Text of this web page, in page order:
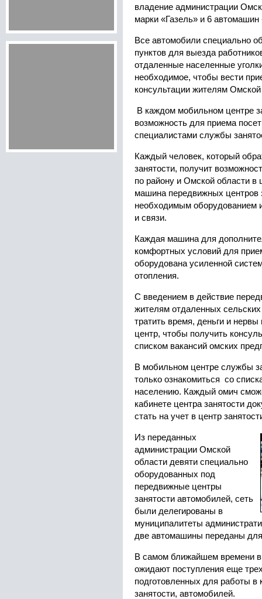
владение администрации
марки «Газель» и 6 автомашин
Все автомобили специально
пунктов для выезда
отдаленные населенные
необходимое, чтобы вести
консультации жителям
В каждом мобильном центре
возможность для приема
специалистами службы
Каждый человек, который
занятости, получит
по району и Омской области в
машина передвижных центров
необходимым оборудованием
и связи.
Каждая машина для
комфортных условий для
оборудована усиленной
отопления.
С введением в действие
жителям отдаленных
тратить время, деньги и
центр, чтобы получить
списком вакансий омских
В мобильном центре службы
только ознакомиться со
населению. Каждый омич
кабинете центра занятости
стать на учет в центр
Из переданных
администрации Омской
области девяти специально
оборудованных под
передвижные центры
занятости автомобилей, сеть
были делегированы в
муниципалитеты
две автомашины переданы
В самом ближайшем времени
ожидают поступления еще
подготовленных для работы в
занятости, автомобилей.